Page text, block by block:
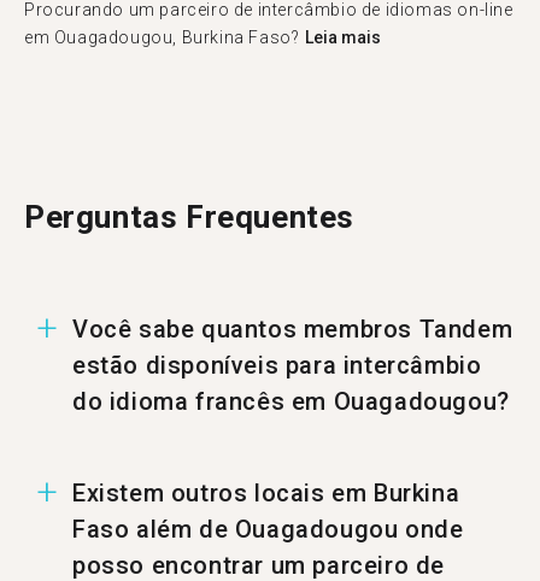
Procurando um parceiro de intercâmbio de idiomas on-line
em Ouagadougou, Burkina Faso? Leia mais
Perguntas Frequentes
Você sabe quantos membros Tandem
estão disponíveis para intercâmbio
do idioma francês em Ouagadougou?
para uma troca do idioma francês.
Existem outros locais em Burkina
Faso além de Ouagadougou onde
posso encontrar um parceiro de